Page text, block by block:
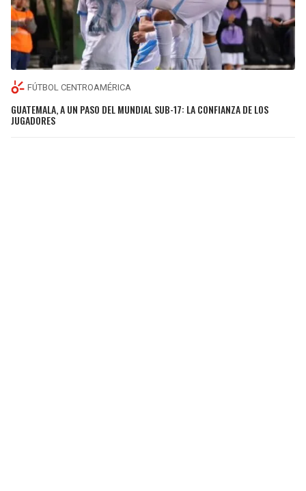
FÚTBOL CENTROAMÉRICA
GUATEMALA, A UN PASO DEL MUNDIAL SUB-17: LA CONFIANZA DE LOS
JUGADORES